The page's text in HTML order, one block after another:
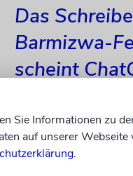
Das
Barmizwa-
scheint
Website, die –
einer
Sie Informationen zu
auf unserer
.